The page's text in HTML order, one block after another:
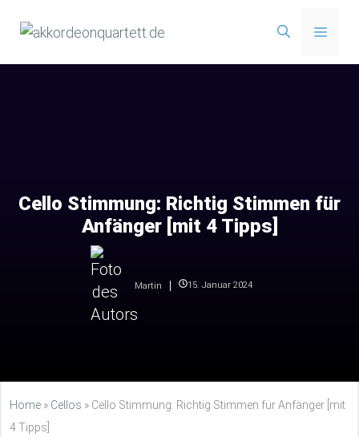
Inhalt
Menü
Cello Stimmung: Richtig Stimmen für
Anfänger [mit 4 Tipps]
Martin 15. Januar 2024
Home » Cellos » Cello Stimmung: Richtig Stimmen für Anfänger [mit
4 Tipps]